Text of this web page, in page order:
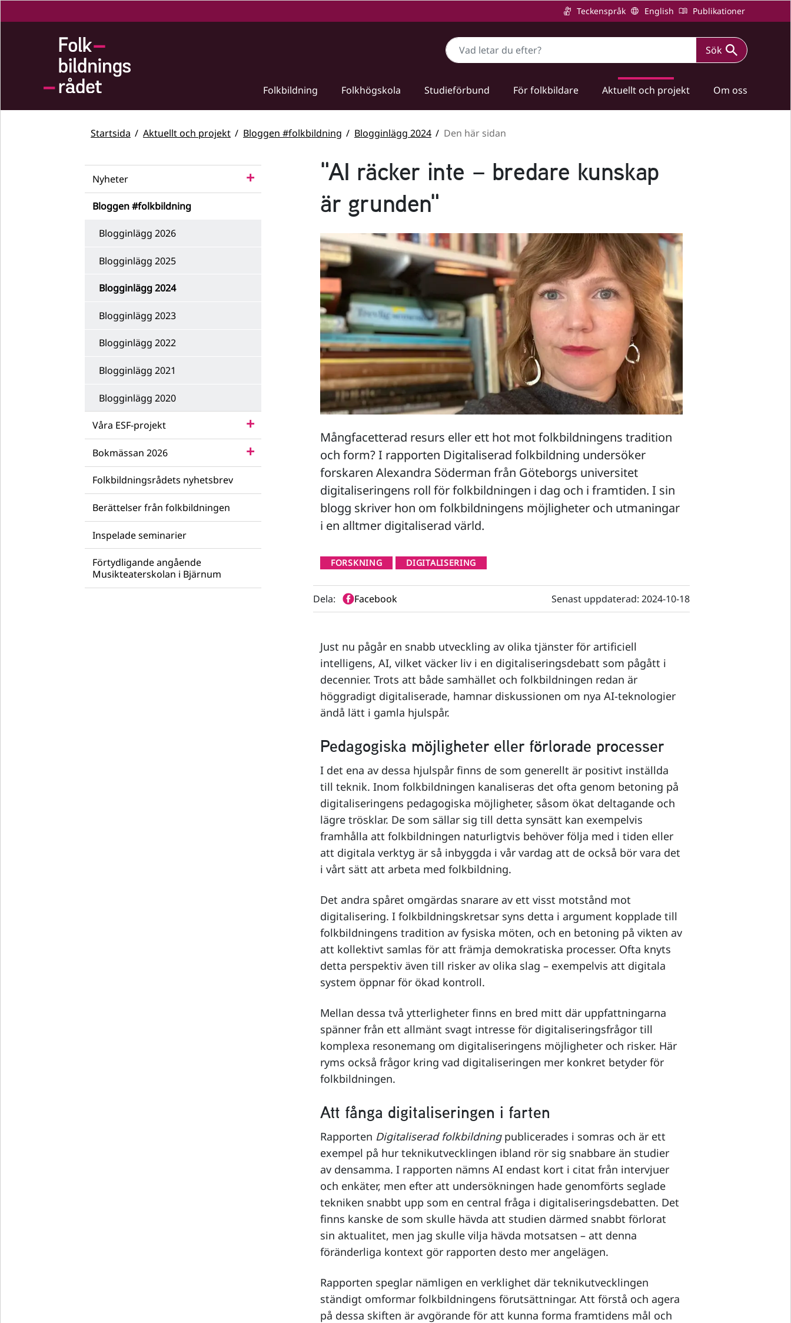
Teckenspråk English Publikationer
Sök Sök
Folkbildning Folkhögskola Studieförbund För folkbildare Aktuellt och projekt Om oss
Startsida Aktuellt och projekt Bloggen #folkbildning Blogginlägg 2024 Den här sidan
Nyheter
Bloggen #folkbildning
Blogginlägg 2026
Blogginlägg 2025
Blogginlägg 2024
Blogginlägg 2023
Blogginlägg 2022
Blogginlägg 2021
Blogginlägg 2020
Våra ESF-projekt
Bokmässan 2026
Folkbildningsrådets nyhetsbrev
Berättelser från folkbildningen
Inspelade seminarier
Förtydligande angående
Musikteaterskolan i Bjärnum
"AI räcker inte – bredare kunskap
är grunden"
Mångfacetterad resurs eller ett hot mot folkbildningens tradition
och form? I rapporten Digitaliserad folkbildning undersöker
forskaren Alexandra Söderman från Göteborgs universitet
digitaliseringens roll för folkbildningen i dag och i framtiden. I sin
blogg skriver hon om folkbildningens möjligheter och utmaningar
i en alltmer digitaliserad värld.
FORSKNING DIGITALISERING
Dela: Facebook Senast uppdaterad: 2024-10-18
Just nu pågår en snabb utveckling av olika tjänster för artificiell
intelligens, AI, vilket väcker liv i en digitaliseringsdebatt som pågått i
decennier. Trots att både samhället och folkbildningen redan är
höggradigt digitaliserade, hamnar diskussionen om nya AI-teknologier
ändå lätt i gamla hjulspår.
Pedagogiska möjligheter eller förlorade processer
I det ena av dessa hjulspår finns de som generellt är positivt inställda
till teknik. Inom folkbildningen kanaliseras det ofta genom betoning på
digitaliseringens pedagogiska möjligheter, såsom ökat deltagande och
lägre trösklar. De som sällar sig till detta synsätt kan exempelvis
framhålla att folkbildningen naturligtvis behöver följa med i tiden eller
att digitala verktyg är så inbyggda i vår vardag att de också bör vara det
i vårt sätt att arbeta med folkbildning.
Det andra spåret omgärdas snarare av ett visst motstånd mot
digitalisering. I folkbildningskretsar syns detta i argument kopplade till
folkbildningens tradition av fysiska möten, och en betoning på vikten av
att kollektivt samlas för att främja demokratiska processer. Ofta knyts
detta perspektiv även till risker av olika slag – exempelvis att digitala
system öppnar för ökad kontroll.
Mellan dessa två ytterligheter finns en bred mitt där uppfattningarna
spänner från ett allmänt svagt intresse för digitaliseringsfrågor till
komplexa resonemang om digitaliseringens möjligheter och risker. Här
ryms också frågor kring vad digitaliseringen mer konkret betyder för
folkbildningen.
Att fånga digitaliseringen i farten
Rapporten Digitaliserad folkbildningpublicerades i somras och är ett
exempel på hur teknikutvecklingen ibland rör sig snabbare än studier
av densamma. I rapporten nämns AI endast kort i citat från intervjuer
och enkäter, men efter att undersökningen hade genomförts seglade
tekniken snabbt upp som en central fråga i digitaliseringsdebatten. Det
finns kanske de som skulle hävda att studien därmed snabbt förlorat
sin aktualitet, men jag skulle vilja hävda motsatsen – att denna
föränderliga kontext gör rapporten desto mer angelägen.
Rapporten speglar nämligen en verklighet där teknikutvecklingen
ständigt omformar folkbildningens förutsättningar. Att förstå och agera
på dessa skiften är avgörande för att kunna forma framtidens mål och